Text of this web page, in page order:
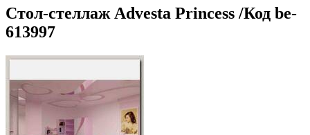
Стол-стеллаж Advesta Princess /Код be-
613997